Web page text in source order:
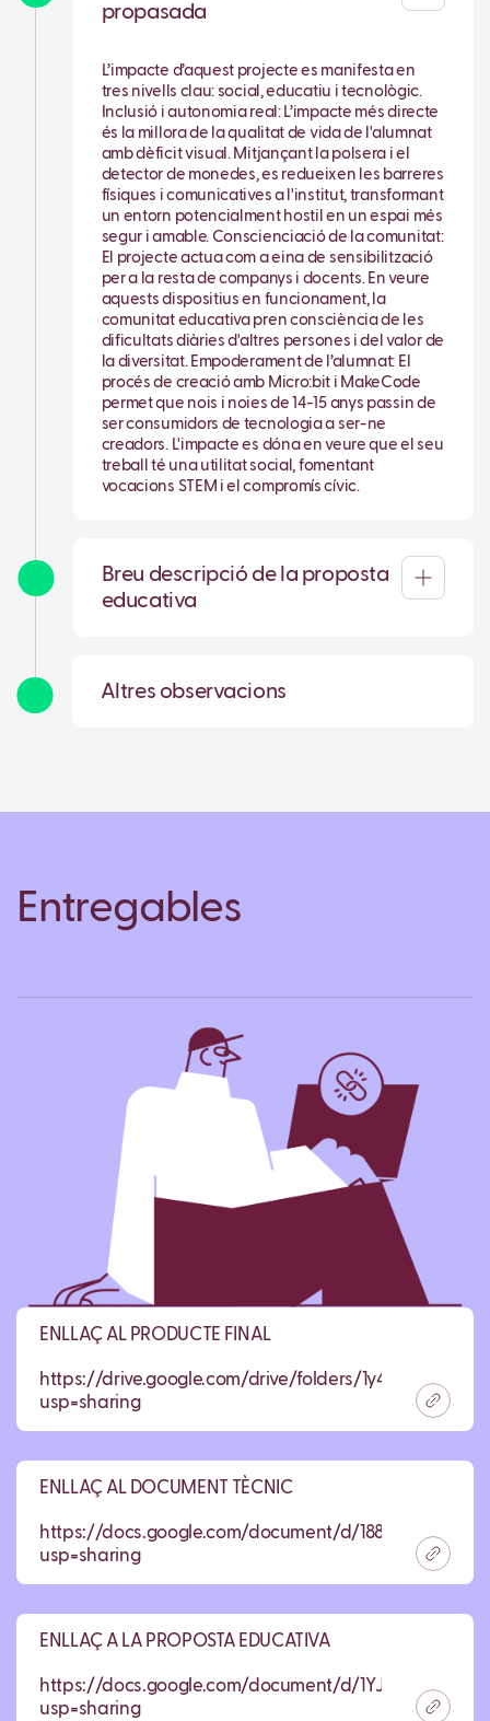
propasada
L’impacte d’aquest projecte es manifesta en
tres nivells clau: social, educatiu i tecnològic.
Inclusió i autonomia real: L’impacte més directe
és la millora de la qualitat de vida de l'alumnat
amb dèficit visual. Mitjançant la polsera i el
detector de monedes, es redueixen les barreres
físiques i comunicatives a l'institut, transformant
un entorn potencialment hostil en un espai més
segur i amable. Conscienciació de la comunitat:
El projecte actua com a eina de sensibilització
per a la resta de companys i docents. En veure
aquests dispositius en funcionament, la
comunitat educativa pren consciència de les
dificultats diàries d'altres persones i del valor de
la diversitat. Empoderament de l’alumnat: El
procés de creació amb Micro:bit i MakeCode
permet que nois i noies de 14-15 anys passin de
ser consumidors de tecnologia a ser-ne
creadors. L'impacte es dóna en veure que el seu
treball té una utilitat social, fomentant
vocacions STEM i el compromís cívic.
Breu descripció de la proposta
educativa
Altres observacions
Entregables
ENLLAÇ AL PRODUCTE FINAL
https://drive.google.com/drive/folders/
usp=sharing
ENLLAÇ AL DOCUMENT TÈCNIC
https://docs.google.com/document/d/
usp=sharing
ENLLAÇ A LA PROPOSTA EDUCATIVA
https://docs.google.com/document/d/
usp=sharing